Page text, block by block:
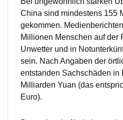
China sind mindestens 155
gekommen.
Millionen Menschen auf der
Unwetter und in
sein. Nach Angaben der
entstanden Sachschäden in
Milliarden Yuan (das
Euro).